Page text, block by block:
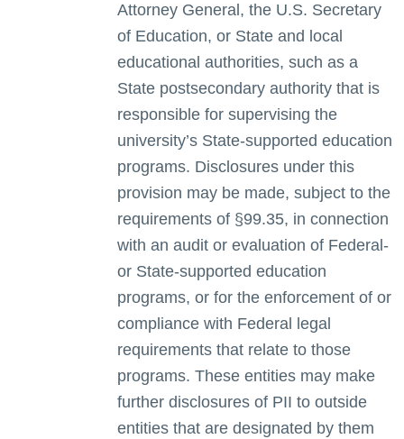
Attorney General, the U.S. Secretary
of Education, or State and local
educational authorities, such as a
State postsecondary authority that is
responsible for supervising the
university’s State-supported education
programs. Disclosures under this
provision may be made, subject to the
requirements of §99.35, in connection
with an audit or evaluation of Federal-
or State-supported education
programs, or for the enforcement of or
compliance with Federal legal
requirements that relate to those
programs. These entities may make
further disclosures of PII to outside
entities that are designated by them